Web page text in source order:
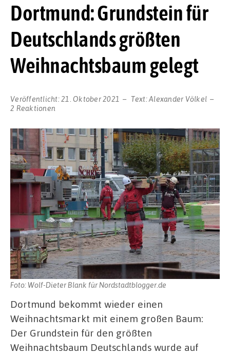
Dortmund: Grundstein für
Deutschlands größten
Weihnachtsbaum gelegt
Veröffentlicht:21. Oktober 2021 Text:Alexander Völkel
2 Reaktionen
Foto: Wolf-Dieter Blank für Nordstadtblogger.de
Dortmund bekommt wieder einen
Weihnachtsmarkt mit einem großen Baum:
Der Grundstein für den größten
Weihnachtsbaum Deutschlands wurde auf